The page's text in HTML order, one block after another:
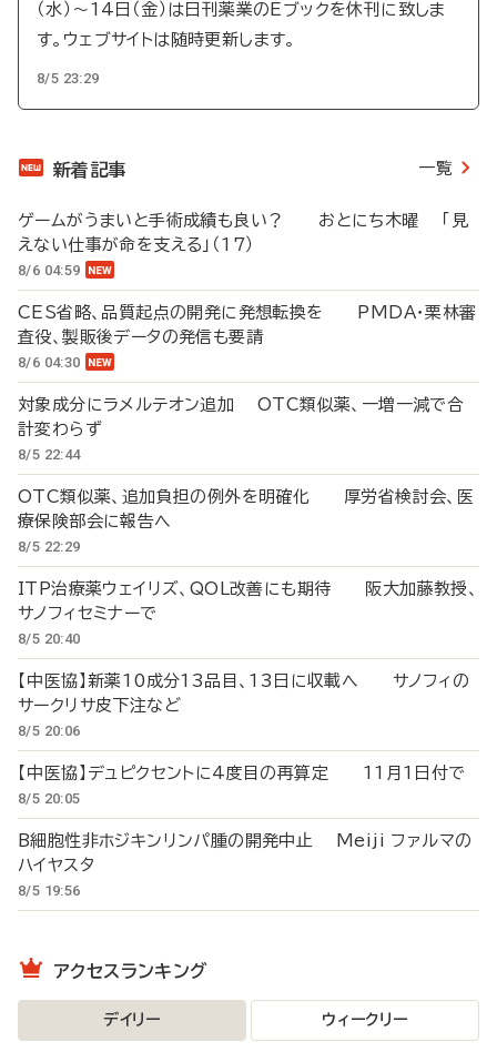
（水）～14日（金）は日刊薬業のEブックを休刊に致しま
す。ウェブサイトは随時更新します。
8/5 23:29
新着記事 一覧
ゲームがうまいと手術成績も良い？ おとにち木曜 「見
えない仕事が命を支える」（17）
8/6 04:59
CES省略、品質起点の開発に発想転換を PMDA・栗林審
査役、製販後データの発信も要請
8/6 04:30
対象成分にラメルテオン追加 OTC類似薬、一増一減で合
計変わらず
8/5 22:44
OTC類似薬、追加負担の例外を明確化 厚労省検討会、医
療保険部会に報告へ
8/5 22:29
ITP治療薬ウェイリズ、QOL改善にも期待 阪大加藤教授、
サノフィセミナーで
8/5 20:40
【中医協】新薬10成分13品目、13日に収載へ サノフィの
サークリサ皮下注など
8/5 20:06
【中医協】デュピクセントに4度目の再算定 11月1日付で
8/5 20:05
B細胞性非ホジキンリンパ腫の開発中止 Meiji ファルマの
ハイヤスタ
8/5 19:56
アクセスランキング
デイリー ウィークリー